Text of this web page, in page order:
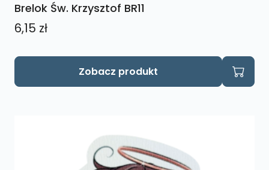
Brelok Św. Krzysztof BR11
6,15 zł
Zobacz produkt